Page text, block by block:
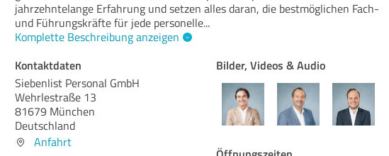
jahrzehntelange Erfahrung und setzen alles daran, die bestmöglichen Fach-
und Führungskräfte für jede personelle...
Komplette Beschreibung anzeigen
Kontaktdaten
Siebenlist Personal GmbH
Wehrlestraße 13
81679 München
Deutschland
Anfahrt
Bilder, Videos & Audio